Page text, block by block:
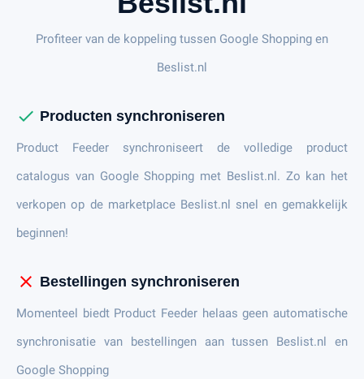
Profiteer van de koppeling tussen Google Shopping en
Beslist.nl
check Producten synchroniseren
Product Feeder synchroniseert de volledige product
catalogus van Google Shopping met Beslist.nl. Zo kan het
verkopen op de marketplace Beslist.nl snel en gemakkelijk
beginnen!
close Bestellingen synchroniseren
Momenteel biedt Product Feeder helaas geen automatische
synchronisatie van bestellingen aan tussen Beslist.nl en
Google Shopping